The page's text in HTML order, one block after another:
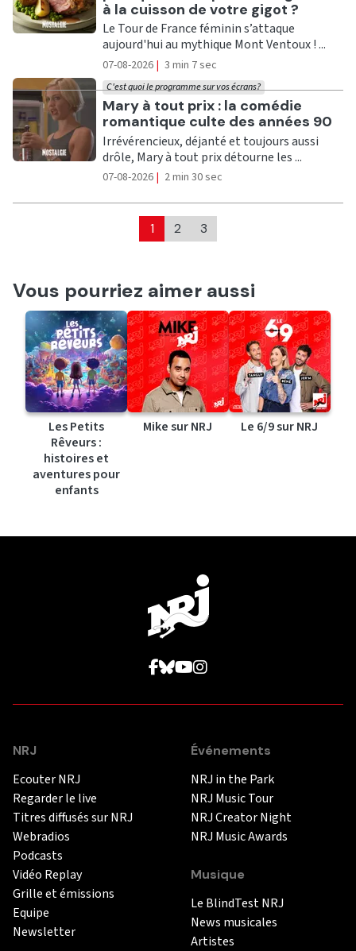
à la cuisson de votre gigot ?
Le Tour de France féminin s’attaque
aujourd'hui au mythique Mont Ventoux ! ...
07-08-2026 | 3 min 7 sec
Ecouter
Mary à tout prix : la comédie
romantique culte des années 90
C'est quoi le programme sur vos écrans?
Irrévérencieux, déjanté et toujours aussi
drôle, Mary à tout prix détourne les ...
07-08-2026 | 2 min 30 sec
1 2 3
Vous pourriez aimer aussi
Les Petits
Rêveurs :
histoires et
aventures pour
enfants
Mike sur NRJ Le 6/9 sur NRJ
NRJ
Ecouter NRJ
Regarder le live
Titres diffusés sur NRJ
Webradios
Podcasts
Vidéo Replay
Grille et émissions
Equipe
Newsletter
Événements
NRJ in the Park
NRJ Music Tour
NRJ Creator Night
NRJ Music Awards
Musique
Le BlindTest NRJ
News musicales
Artistes